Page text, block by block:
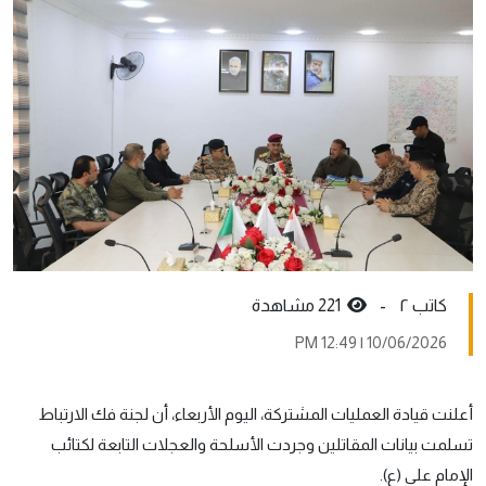
کاتب ٢ -
10/06/2026 | 12:49 PM
أعلنت قيادة العمليات المشتركة، اليوم الأربعاء، أن لجنة فك الارتباط
تسلمت بيانات المقاتلين وجردت الأسلحة والعجلات التابعة لكتائب
الإمام علي (ع).